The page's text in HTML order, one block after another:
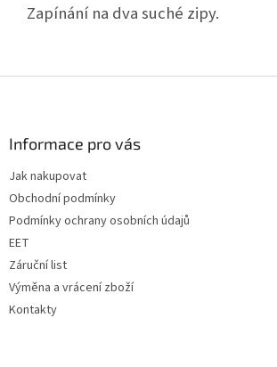
Zapínání na dva suché zipy.
Informace pro vás
Jak nakupovat
Obchodní podmínky
Podmínky ochrany osobních údajů
EET
Záruční list
Výměna a vrácení zboží
Kontakty